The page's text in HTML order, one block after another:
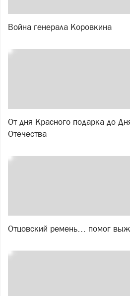
Война генерала Коровкина
От дня Красного подарка до
Отечества
Отцовский ремень… помог